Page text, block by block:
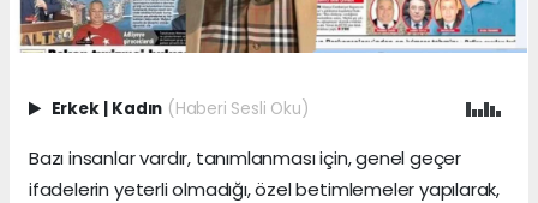
Erkek | Kadın (Haberi Sesli Oku)
Bazı insanlar vardır, tanımlanması için, genel geçer
ifadelerin yeterli olmadığı, özel betimlemeler yapılarak,